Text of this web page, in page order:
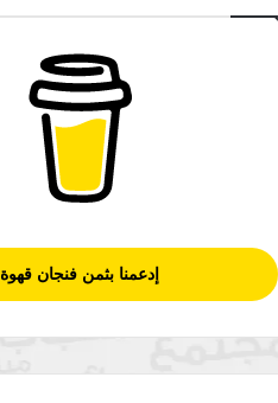
إدعمنا بثمن فنجان قهوة